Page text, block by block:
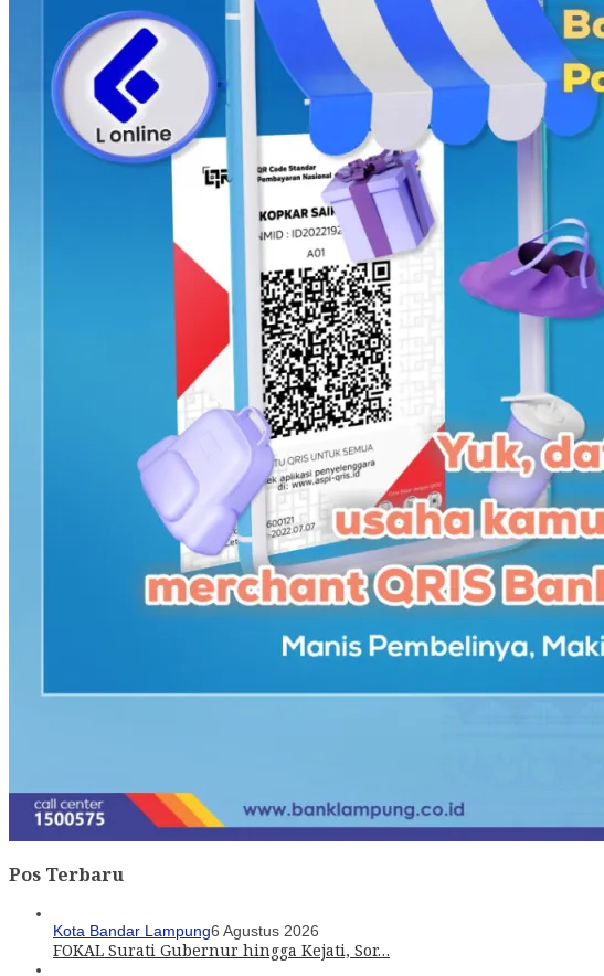
Pos Terbaru
Kota Bandar Lampung6 Agustus 2026
FOKAL Surati Gubernur hingga Kejati, Sor…